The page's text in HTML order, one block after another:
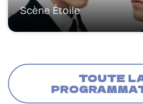
Scène Étoile
TOUTE